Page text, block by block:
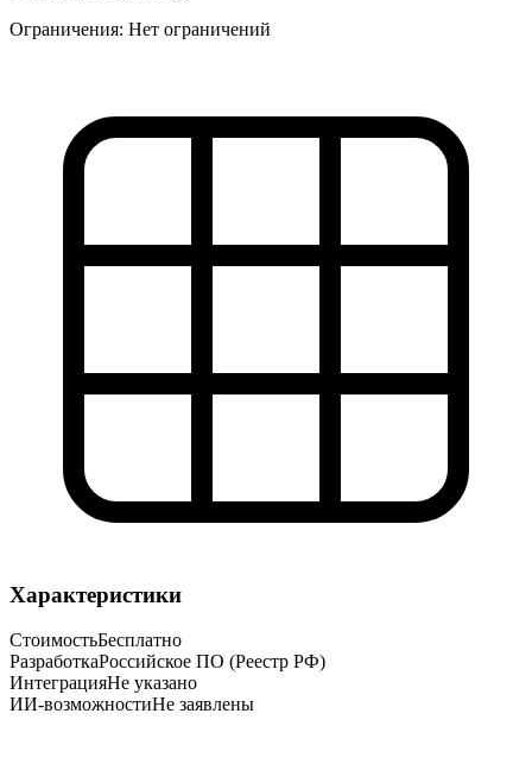
Ограничения: Нет ограничений
Характеристики
СтоимостьБесплатно
РазработкаРоссийское ПО (Реестр РФ)
ИнтеграцияНе указано
ИИ-возможностиНе заявлены